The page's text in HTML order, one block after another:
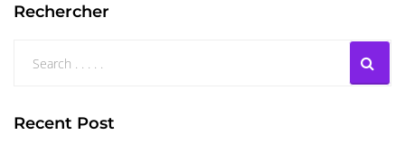
Rechercher
Recent Post